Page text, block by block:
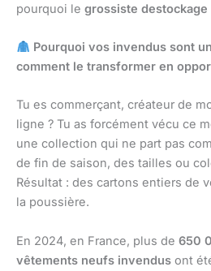
pourquoi le grossiste destockage
Pourquoi vos invendus sont
comment le transformer en
Tu es commerçant, créateur de
ligne ? Tu as forcément vécu ce
une collection qui ne part pas
de fin de saison, des tailles ou
Résultat : des cartons entiers de
la poussière.
En 2024, en France, plus de 650
vêtements neufs invendus ont